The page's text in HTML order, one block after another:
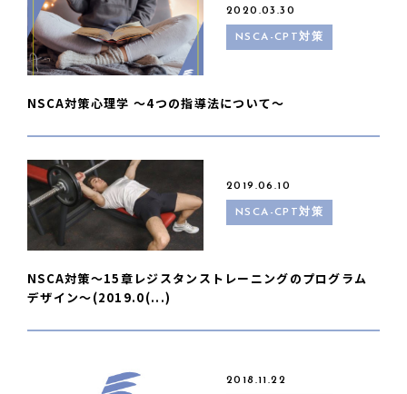
2020.03.30
NSCA-CPT対策
NSCA対策心理学 〜4つの指導法について〜
2019.06.10
NSCA-CPT対策
NSCA対策〜15章レジスタンストレーニングのプログラム
デザイン〜(2019.0(...)
2018.11.22